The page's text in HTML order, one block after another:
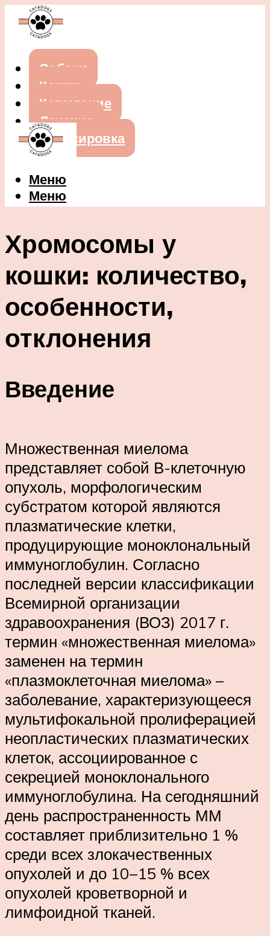
Собаки
Кошки
Кормление
Лечение
Дрессировка
Меню
Меню
Хромосомы у
кошки: количество,
особенности,
отклонения
Введение
Множественная миелома
представляет собой В-клеточную
опухоль, морфологическим
субстратом которой являются
плазматические клетки,
продуцирующие моноклональный
иммуноглобулин. Согласно
последней версии классификации
Всемирной организации
здравоохранения (ВОЗ) 2017 г.
термин «множественная миелома»
заменен на термин
«плазмоклеточная миелома» –
заболевание, характеризующееся
мультифокальной пролиферацией
неопластических плазматических
клеток, ассоциированное с
секрецией моноклонального
иммуноглобулина. На сегодняшний
день распространенность ММ
составляет приблизительно 1 %
среди всех злокачественных
опухолей и до 10−15 % всех
опухолей кроветворной и
лимфоидной тканей.